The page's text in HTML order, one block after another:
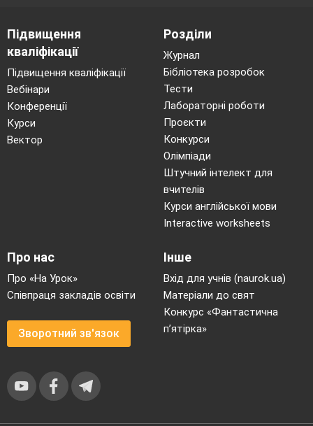
Підвищення
кваліфікації
Підвищення кваліфікації
Вебінари
Конференції
Курси
Вектор
Розділи
Журнал
Бібліотека розробок
Тести
Лабораторні роботи
Проєкти
Конкурси
Олімпіади
Штучний інтелект для
вчителів
Курси англійської мови
Interactive worksheets
Про нас
Про «На Урок»
Співпраця закладів освіти
Зворотний зв'язок
Інше
Вхід для учнів (naurok.ua)
Матеріали до свят
Конкурс «Фантастична
п’ятірка»